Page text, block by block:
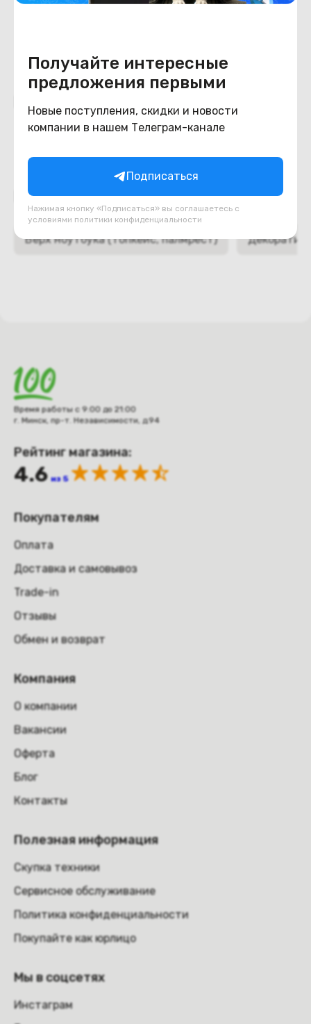
Получайте интересные
предложения первыми
Новые поступления, скидки и новости
компании в нашем Телеграм-канале
Подписаться
Нажимая кнопку «Подписаться» вы соглашаетесь с
условиями политики конфиденциальности
уточнять у менеджеров
Похожие товары
Подборки товаров в категории
Верх ноутбука (топкейс, палмрест)
Время работы с 9:00 до 21:00
г. Минск, пр-т. Независимости, д.94
Рейтинг магазина:
4.6 из 5
Покупателям
Оплата
Доставка и самовывоз
Trade-in
Отзывы
Обмен и возврат
Компания
О компании
Вакансии
Оферта
Блог
Контакты
Полезная информация
Скупка техники
Сервисное обслуживание
Политика конфиденциальности
Покупайте как юрлицо
Мы в соцсетях
Инстаграм